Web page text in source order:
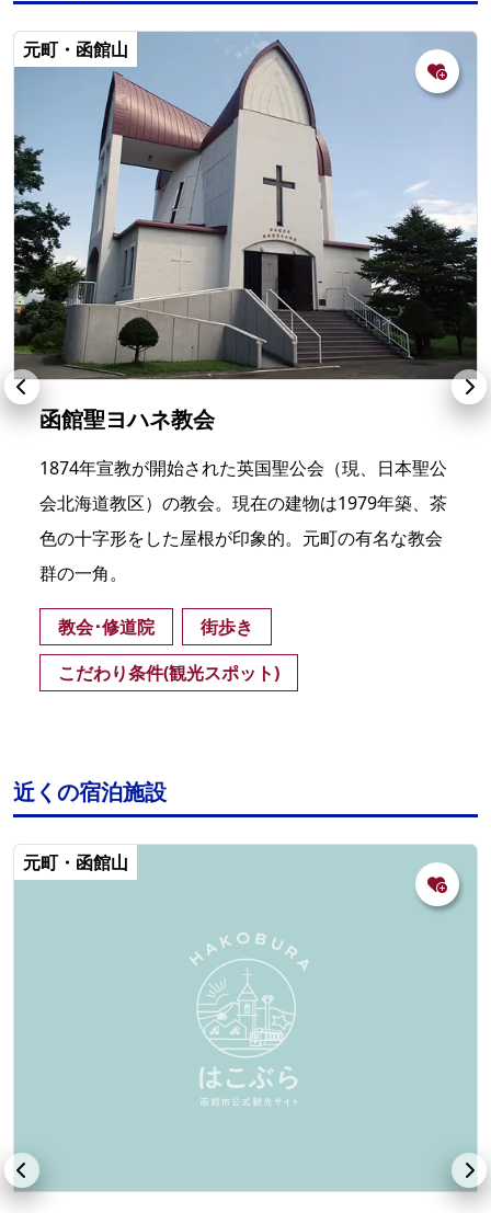
元町・函館山
函館聖ヨハネ教会
1874年宣教が開始された英国聖公会（現、日本聖公
会北海道教区）の教会。現在の建物は1979年築、茶
色の十字形をした屋根が印象的。元町の有名な教会
群の一角。
教会･修道院
街歩き
こだわり条件(観光スポット)
近くの宿泊施設
元町・函館山